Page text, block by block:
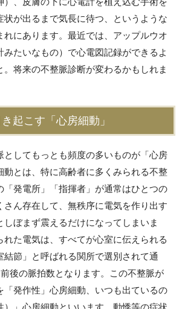
状が出るまで気長に待つ、というような
れにあります。最近では、アップルウオ
みたいなもの）で心電図記録ができるよ
。将来の不整脈診断が変わるかもしれま
起こす「心房細動」
としてもっとも頻度の多いものが「心房
動とは、特に高齢者に多くみられる不整
「発電所」「指揮者」が通常はひとつの
さん存在して、無秩序に電気を作り出す
しぼまず震えるだけになってしまいま
れた電気は、すべてが心室に伝えられる
結節」と呼ばれる関所で選別されて通
後の脈拍数となります。この不整脈が
「発作性」心房細動、いつも出ているの
）」心房細動といいます。動悸等の症状